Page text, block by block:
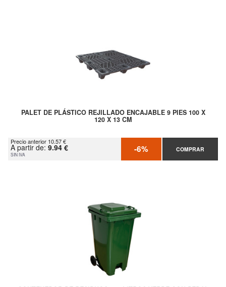
PALET DE PLÁSTICO REJILLADO ENCAJABLE 9 PIES 100 X
120 X 13 CM
Precio anterior 10.57 €
A partir de: 9.94 €
SIN IVA -6% COMPRAR